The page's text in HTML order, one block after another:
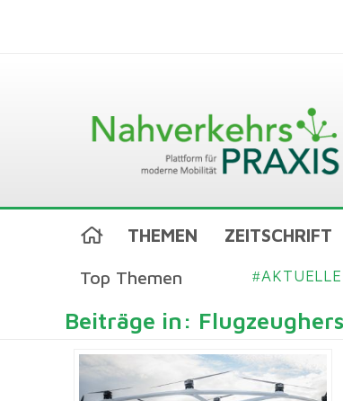
THEMEN ZEITSCHRIFT
Top Themen #
Beiträge in: